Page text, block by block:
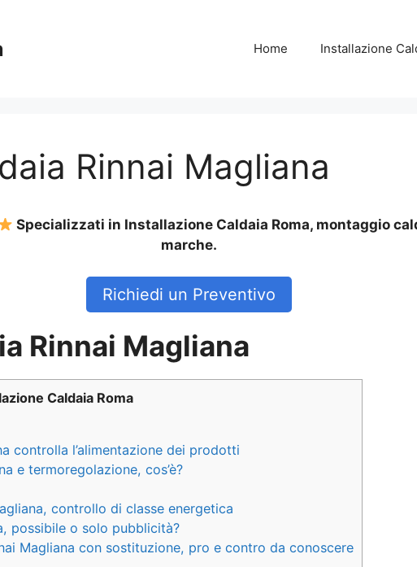
Home Installazione
Rinnai Magliana
Specializzati in Installazione Caldaia Roma, montaggio
marche.
Richiedi un Preventivo
Rinnai Magliana
Caldaia Roma
controlla l’alimentazione dei prodotti
e termoregolazione, cos’è?
controllo di classe energetica
possibile o solo pubblicità?
Magliana con sostituzione, pro e contro da conoscere